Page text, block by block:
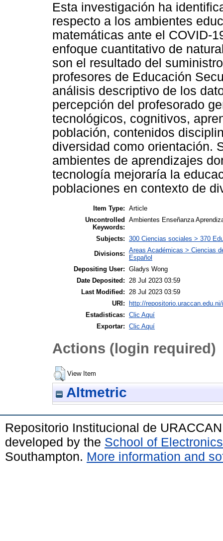
Esta investigación ha
respecto a los ambientes
matemáticas ante el COVID-
enfoque cuantitativo de
son el resultado del
profesores de Educación
análisis descriptivo de los
percepción del profesorado
tecnológicos, cognitivos,
población, contenidos
diversidad como orientación.
ambientes de aprendizajes
tecnología mejoraría la
poblaciones en contexto de
Item Type: Article
Uncontrolled
Keywords:
Ambientes Enseñanza
Subjects: 300 Ciencias sociales > 370
Divisions: Areas Académicas > Ciencias
Español
Depositing User: Gladys Wong
Date Deposited:
28 Jul 2023 03:59
Last Modified:
28 Jul 2023 03:59
URI:
http://
Estadisticas: Clic Aquí
Exportar: Clic Aquí
Actions (login required)
View Item
Altmetric
Repositorio Institucional de
developed by the School of
Southampton. More information and